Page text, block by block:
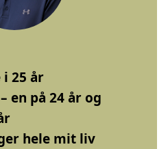
i 25 år
en på 24 år og
hele mit liv